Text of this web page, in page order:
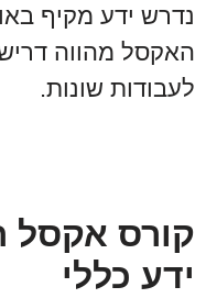
נדרש ידע מקיף
האקסל מהווה
לעבודות שונות.
קורס אקסל
ידע כללי